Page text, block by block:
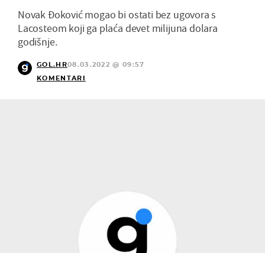
Novak Đoković mogao bi ostati bez ugovora s
Lacosteom koji ga plaća devet milijuna dolara
godišnje.
GOL.HR08.03.2022 @ 09:57
KOMENTARI